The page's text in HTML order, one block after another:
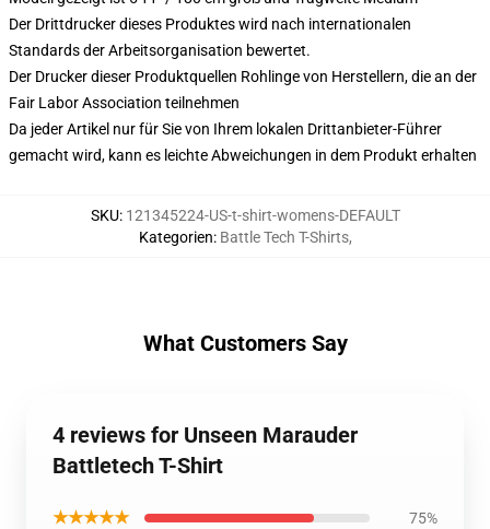
Der Drittdrucker dieses Produktes wird nach internationalen
Standards der Arbeitsorganisation bewertet.
Der Drucker dieser Produktquellen Rohlinge von Herstellern, die an der
Fair Labor Association teilnehmen
Da jeder Artikel nur für Sie von Ihrem lokalen Drittanbieter-Führer
gemacht wird, kann es leichte Abweichungen in dem Produkt erhalten
SKU: 121345224-US-t-shirt-womens-DEFAULT
Kategorien: Battle Tech T-Shirts,
What Customers Say
4 reviews for Unseen Marauder
Battletech T-Shirt
★★★★★ 75%